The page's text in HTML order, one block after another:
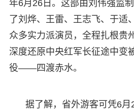
年6月26日。这部由刘伟强监
了刘烨、王雷、王志飞、于适
众多实力派演员，全程扎根贵
深度还原中央红军长征途中变
役——四渡赤水。
据了解，省外游客可凭6月